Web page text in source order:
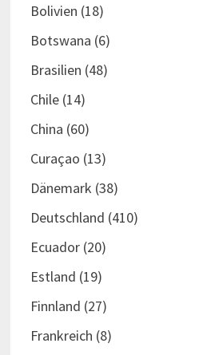
Bolivien (18)
Botswana (6)
Brasilien (48)
Chile(14)
China (60)
Curaçao (13)
Dänemark (38)
Deutschland (410)
Ecuador(20)
Estland (19)
Finnland (27)
Frankreich (8)